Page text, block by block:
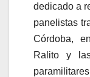
dedicado a
panelistas
Córdoba,
Ralito y